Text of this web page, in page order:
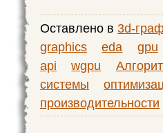
Оставлено в 3d-
graphics
eda gpu
api
wgpu
системы
производительности